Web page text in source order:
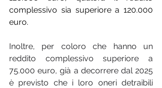
complessivo sia superiore a 120.000
euro.
Inoltre, per coloro che hanno un
reddito complessivo superiore a
75.000 euro, già a decorrere dal 2025
è previsto che i loro oneri detraibili